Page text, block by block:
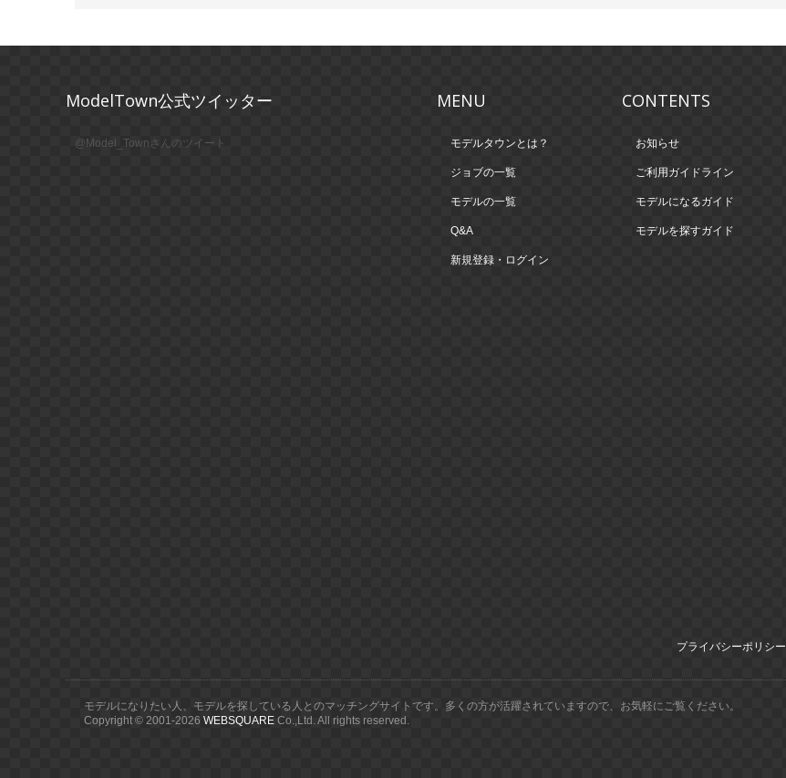
ModelTown公式ツイッター
@Model_Townさんのツイート
MENU
モデルタウンとは？
ジョブの一覧
モデルの一覧
Q&A
新規登録・ログイン
CONTENTS
お知らせ
ご利用ガイドライン
モデルになるガイド
モデルを探すガイド
プライバシーポリシー
モデルになりたい人、モデルを探している人とのマッチングサイトです。多くの方が活躍されていますので、お気軽にご覧ください。
Copyright © 2001-2026 WEBSQUARE Co.,Ltd. All rights reserved.